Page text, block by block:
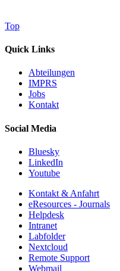
Top
Quick Links
Abteilungen
IMPRS
Jobs
Kontakt
Social Media
Bluesky
LinkedIn
Youtube
Kontakt & Anfahrt
eResources - Journals
Helpdesk
Intranet
Labfolder
Nextcloud
Remote Support
Webmail